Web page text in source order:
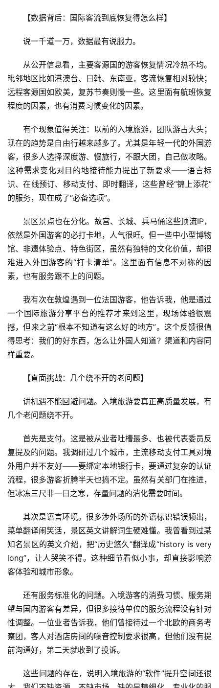
首
景
区
二
消
旅
【数据背后：国际客流到底恢复得怎么样】
说一千道一万，数据最有说服力。
从公开信息看，主要客源国的游客恢复情况冷热不均。
毗邻地区比如港澳台、日韩、东南亚，客流恢复相对较快；
远程客源国如欧美，复苏节奏则慢一些。这里面有航班恢复
程度的因素，也有消费习惯变化的因素。
有个现象值得关注：以前的入境旅游，团队游占大头；
现在的趋势是自由行越来越多了。尤其是年轻一代的外国游
客，很多人选择深度游、慢旅行，不跟大团，自己做攻略。
这种需求变化对目的地接待能力提出了新要求——语言标
识、在线预订、移动支付、即时翻译，这些曾经“锦上添花”
的服务，现在成了“必备选项”。
景区景点也在分化。故宫、长城、兵马俑这些顶流IP，
依然是外国游客的必打卡地，人气很旺。但一些中小型博物
馆、非遗体验点、特色街区，虽然有独特的文化价值，却很
难进入外国游客的“打卡清单”。这里面有信息不对称的因
素，也有服务跟不上的问题。
我有次在敦煌遇到一位法国游客，他告诉我，他是通过
一个国际旅游分享平台的推荐才来到这里，现场体验很震
撼，但来之前“根本不知道有这么好的地方”。这个反馈很值
得思考：我们的好东西，怎么让外国人知道？渠道和内容同
样重要。
【直面挑战：几个绕不开的老问题】
讲机遇不能回避问题。入境旅游要真正高质量发展，有
几个老问题绕不开。
首先是支付。这是被从业者吐槽最多、也被代表委员反
复提及的问题。我调研过几个城市，主流移动支付工具对境
外用户并不友好——要绑定本地银行卡，要通过复杂的认证
流程，很多游客折腾半天也搞不定。虽然有关部门在推进，
但冰冻三尺非一日之寒，存量问题的消化需要时间。
其次是语言环境。很多涉外场所的外语标识错误频出，
菜单翻译闹笑话，景区英文讲解词生硬难懂。我曾看到过某
知名景区的英文介绍，把“历史悠久”翻译成“history is very
long”，让人哭笑不得。这种细节看似小事，却直接影响游
客体验和城市形象。
还有服务标准化的问题。入境游客的消费习惯、服务期
望与国内游客有差异，但很多接待单位的服务流程没有针对
性调整。一位业者告诉我，他们曾接待过一个北欧的商务考
察团，客人对酒店房间的噪音控制要求很高，但他们没有提
前沟通好，第二天就收到了投诉。
这些问题的存在，说明入境旅游的“软件”提升空间还很